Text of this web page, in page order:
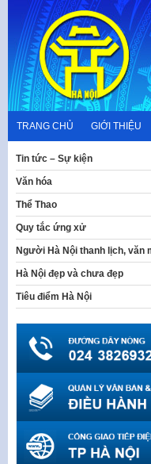
content
TRANG CHỦ GIỚI THIỆU
Tin tức – Sự kiện
Văn hóa
Thể Thao
Quy tắc ứng xử
Người Hà Nội thanh lịch, văn
Hà Nội đẹp và chưa đẹp
Tiêu điểm Hà Nội